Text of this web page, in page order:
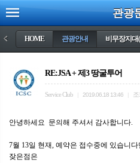
관광
< HOME 관광안내 비무장지대
RE:JSA + 제3 땅굴투어
Service Club 2019.06.18 13:46
안녕하세요 문의해 주셔서 감사합니다.
7월 13일 현재, 예약은 접수중에 있습니
잦은점은